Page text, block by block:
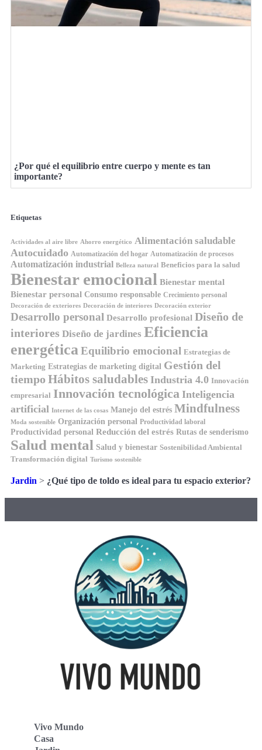
¿Por qué el equilibrio entre cuerpo y mente es tan
importante?
Etiquetas
Actividades al aire libre Ahorro energético Alimentación saludable
Autocuidado Automatización del hogar Automatización de procesos
Automatización industrial Belleza natural Beneficios para la salud
Bienestar emocional Bienestar mental
Bienestar personal Consumo responsable Crecimiento personal
Decoración de exteriores Decoración de interiores Decoración exterior
Desarrollo personal Desarrollo profesional Diseño de
interiores Diseño de jardines Eficiencia
energéticaEquilibrio emocional Estrategias de
Marketing Estrategias de marketing digital Gestión del
tiempo Hábitos saludables Industria 4.0 Innovación
empresarial Innovación tecnológica Inteligencia
artificial Internet de las cosas Manejo del estrés Mindfulness
Moda sostenible Organización personal Productividad laboral
Productividad personal Reducción del estrés Rutas de senderismo
Salud mental Salud y bienestar Sostenibilidad Ambiental
Transformación digital
Turismo sostenible
Jardin > ¿Qué tipo de toldo es ideal para tu espacio exterior?
Vivo Mundo
Casa